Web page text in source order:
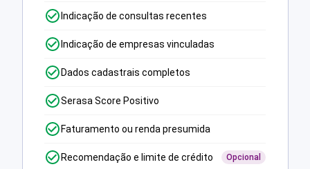
Indicação de consultas recentes
Indicação de empresas vinculadas
Dados cadastrais completos
Serasa Score Positivo
Faturamento ou renda presumida
Recomendação e limite de crédito Opcional